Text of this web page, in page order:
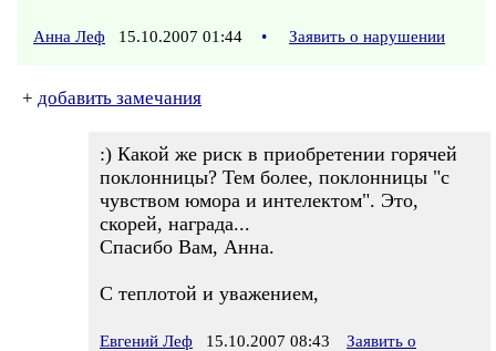
Анна Леф 15.10.2007 01:44 • Заявить о нарушении
+ добавить замечания
:) Какой же риск в приобретении горячей
поклонницы? Тем более, поклонницы "с
чувством юмора и интелектом". Это,
скорей, награда...
Спасибо Вам, Анна.
С теплотой и уважением,
Евгений Леф 15.10.2007 08:43
Заявить о